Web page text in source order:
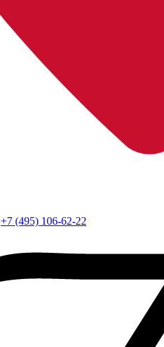
+7 (495) 106-62-22